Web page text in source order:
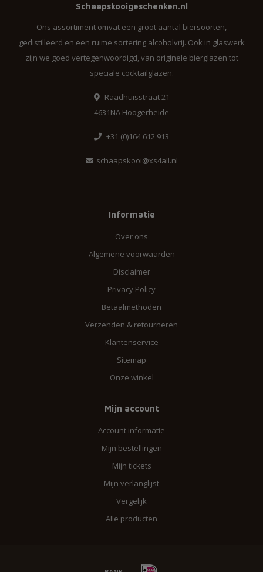
Schaapskooigeschenken.nl
Ons assortiment omvat een groot aantal biersoorten,
gedistilleerd en een ruime sortering alcoholvrij. Ook in glaswerk
zijn we goed vertegenwoordigd, van originele bierglazen tot
speciale cocktailglazen.
Raadhuisstraat 21
4631NA Hoogerheide
+31 (0)164 612 913
schaapskooi@xs4all.nl
Informatie
Over ons
Algemene voorwaarden
Disclaimer
Privacy Policy
Betaalmethoden
Verzenden & retourneren
Klantenservice
Sitemap
Onze winkel
Mijn account
Account informatie
Mijn bestellingen
Mijn tickets
Mijn verlanglijst
Vergelijk
Alle producten